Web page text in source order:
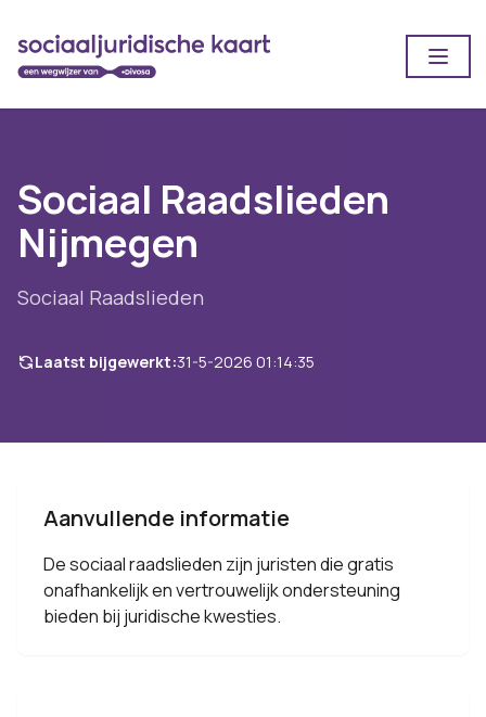
Sociaal Raadslieden
Nijmegen
Sociaal Raadslieden
Laatst bijgewerkt:31-5-2026 01:14:35
Aanvullende informatie
De sociaal raadslieden zijn juristen die gratis
onafhankelijk en vertrouwelijk ondersteuning
bieden bij juridische kwesties.